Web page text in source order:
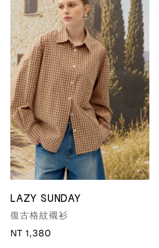
LAZY SUNDAY
復古格紋襯衫
NT 1,380